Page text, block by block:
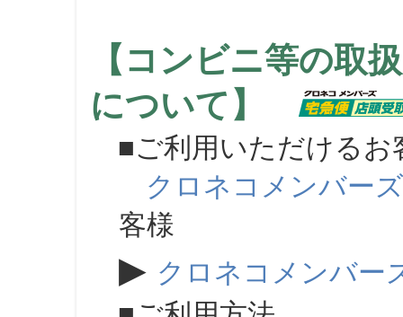
【コンビニ等の取
について】
■ご利用いただけるお
クロネコメンバーズ
客様
▶ クロネコメンバー